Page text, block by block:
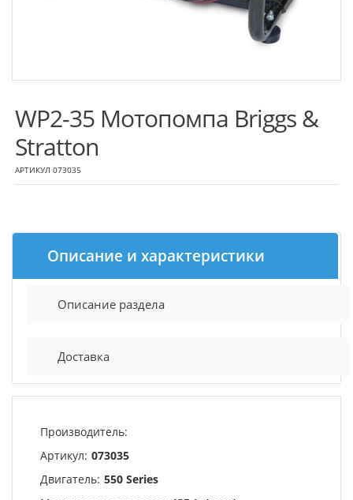
WP2-35 Мотопомпа Briggs &
Stratton
АРТИКУЛ 073035
Описание и характеристики
Описание раздела
Доставка
Производитель:
Артикул: 073035
Двигатель: 550 Series